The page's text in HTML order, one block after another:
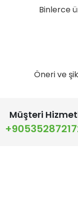
Binlerce
Öneri ve
Müşteri